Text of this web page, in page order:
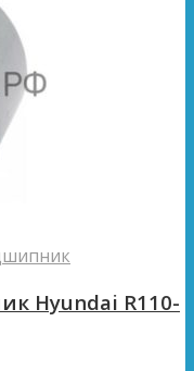
Hyundai R110-